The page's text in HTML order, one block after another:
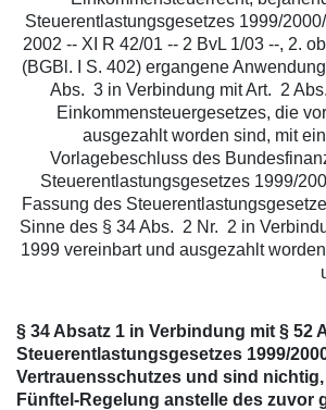
Steuerentlastungsgesetzes 1999/
2002 -- XI R 42/01 -- 2 BvL 1/03 --, 2.
(BGBl. I S. 402) ergangene
Abs. 3 in Verbindung mit Art. 2
Einkommensteuergesetzes, die
ausgezahlt worden sind, mit
Vorlagebeschluss des
Steuerentlastungsgesetzes 1999/
Fassung des
Sinne des § 34 Abs. 2 Nr. 2 in
1999 vereinbart und ausgezahlt
§ 34 Absatz 1 in Verbindung mit § 52
Steuerentlastungsgesetzes 1999/
Vertrauensschutzes und sind
Fünftel-Regelung anstelle des